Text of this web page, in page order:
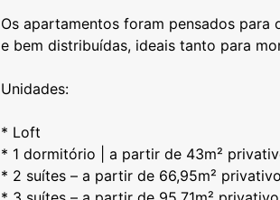
Os apartamentos foram pensados
e bem distribuídas, ideais tanto para
Unidades:
* Loft
* 1 dormitório | a partir de 43m²
* 2 suítes – a partir de 66,95m²